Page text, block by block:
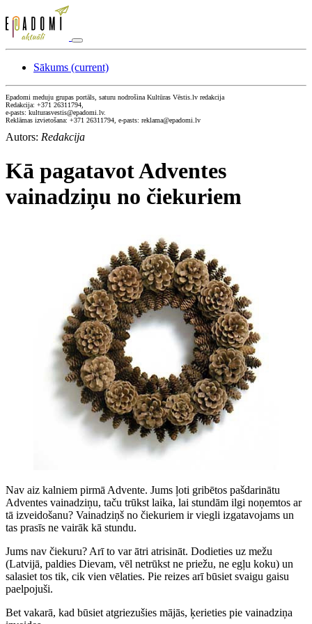
Sākums (current)
Epadomi meduju grupas portāls, saturu nodrošina Kultūras Vēstis.lv redakcija
Redakcija: +371 26311794,
e-pasts: kulturasvestis@epadomi.lv.
Reklāmas izvietošana: +371 26311794, e-pasts: reklama@epadomi.lv
Autors: Redakcija
Kā pagatavot Adventes
vainadziņu no čiekuriem
Nav aiz kalniem pirmā Advente. Jums ļoti gribētos pašdarinātu
Adventes vainadziņu, taču trūkst laika, lai stundām ilgi noņemtos ar
tā izveidošanu? Vainadziņš no čiekuriem ir viegli izgatavojams un
tas prasīs ne vairāk kā stundu.
Jums nav čiekuru? Arī to var ātri atrisināt. Dodieties uz mežu
(Latvijā, paldies Dievam, vēl netrūkst ne priežu, ne egļu koku) un
salasiet tos tik, cik vien vēlaties. Pie reizes arī būsiet svaigu gaisu
paelpojuši.
Bet vakarā, kad būsiet atgriezušies mājās, ķerieties pie vainadziņa